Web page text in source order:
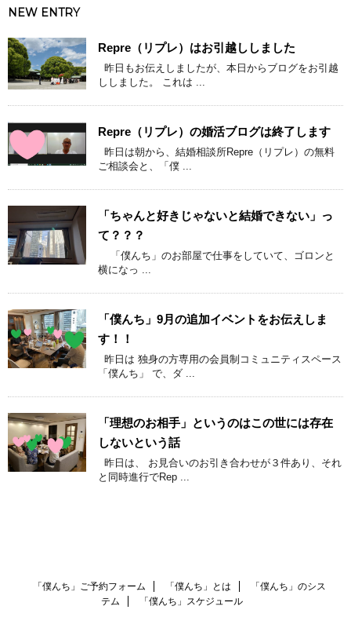
NEW ENTRY
Repre（リプレ）はお引越ししました
昨日もお伝えしましたが、本日からブログをお引越
ししました。 これは ...
Repre（リプレ）の婚活ブログは終了します
昨日は朝から、結婚相談所Repre（リプレ）の無料
ご相談会と、「僕 ...
「ちゃんと好きじゃないと結婚できない」っ
て？？？
「僕んち」のお部屋で仕事をしていて、ゴロンと
横になっ ...
「僕んち」9月の追加イベントをお伝えしま
す！！
昨日は 独身の方専用の会員制コミュニティスペース
「僕んち」 で、ダ ...
「理想のお相手」というのはこの世には存在
しないという話
昨日は、 お見合いのお引き合わせが３件あり、それ
と同時進行でRep ...
「僕んち」ご予約フォーム 「僕んち」とは
「僕んち」のシス
テム
「僕んち」スケジュール